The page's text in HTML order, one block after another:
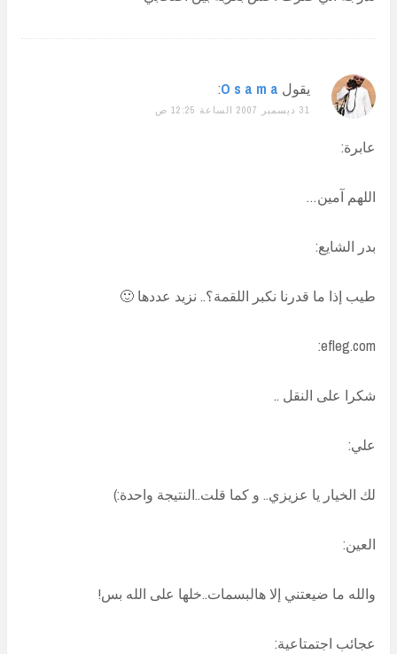
يقول O s a m a
:
31 ديسمبر 2007 الساعة 12:25 ص
عابرة:
اللهم آمين…
بدر الشايع:
طيب إذا ما قدرنا نكبر اللقمة؟.. نزيد عددها 🙂
efleg.com:
شكرا على النقل ..
علي:
لك الخيار يا عزيزي.. و كما قلت..النتيجة واحدة:)
العين:
والله ما ضيعتني إلا هالبسمات..خلها على الله بس!
عجائب اجتمتاعية: